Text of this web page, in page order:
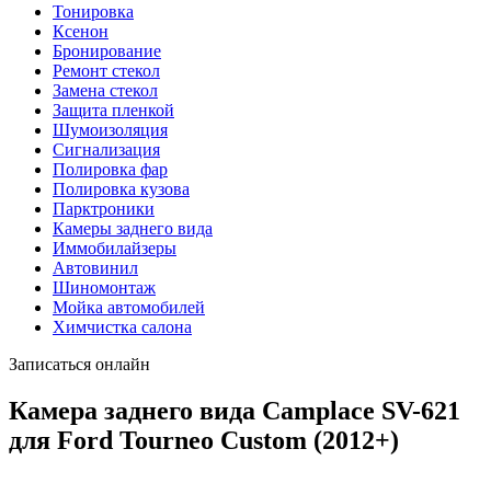
Тонировка
Ксенон
Бронирование
Ремонт стекол
Замена стекол
Защита пленкой
Шумоизоляция
Сигнализация
Полировка фар
Полировка кузова
Парктроники
Камеры заднего вида
Иммобилайзеры
Автовинил
Шиномонтаж
Мойка автомобилей
Химчистка салона
Записаться онлайн
Камера заднего вида Camplace SV-621
для Ford Tourneo Custom (2012+)